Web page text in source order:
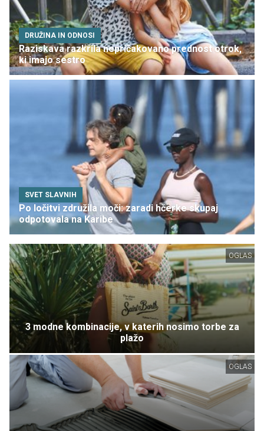
DRUŽINA IN ODNOSI
Raziskava razkrila nepričakovano prednost otrok,
ki imajo sestro
SVET SLAVNIH
Po ločitvi združila moči: zaradi hčerke skupaj
odpotovala na Karibe
OGLAS
3 modne kombinacije, v katerih nosimo torbe za
plažo
OGLAS